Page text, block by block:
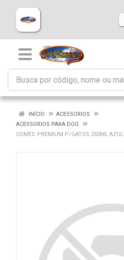
INÍCIO
ACESSORIOS
ACESSORIOS PARA DOG
COMED PREMIUM P/GATOS 250ML AZUL